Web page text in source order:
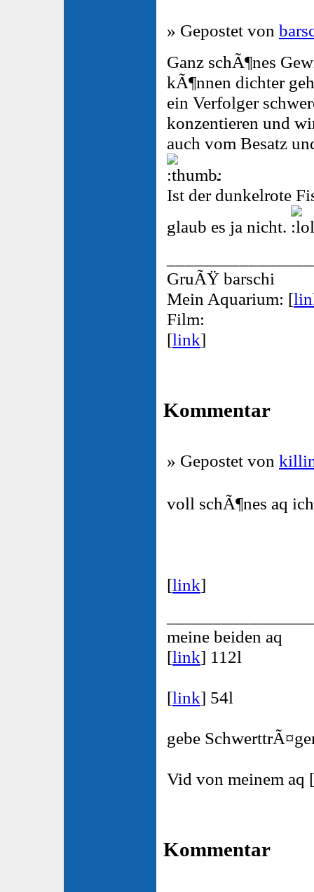
» Gepostet von
Ganz schÃ¶nes
kÃ¶nnen dichter
ein Verfolger
konzentieren und
auch vom Besatz
.
Ist der dunkelrote
glaub es ja nicht.
GruÃŸ barschi
Mein Aquarium: [
Film:
[link]
Kommentar
» Gepostet von
voll schÃ¶nes aq
[link]
meine beiden aq
[link] 112l
[link] 54l
gebe
Vid von meinem aq [
Kommentar